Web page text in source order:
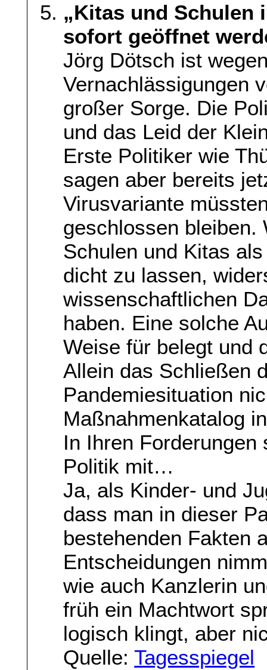
„Kitas und Schulen
sofort geöffnet
Jörg Dötsch ist
Vernachlässigungen
großer Sorge. Die
und das Leid der
Erste Politiker wie
sagen aber bereits
Virusvariante
geschlossen bleiben.
Schulen und Kitas
dicht zu lassen,
wissenschaftlichen
haben. Eine solche
Weise für belegt und
Allein das Schließen
Pandemiesituation
Maßnahmenkatalog
In Ihren
Politik mit…
Ja, als Kinder- und
dass man in dieser
bestehenden Fakten
Entscheidungen
wie auch Kanzlerin
früh ein Machtwort
logisch klingt, aber
Quelle:Tagesspiegel